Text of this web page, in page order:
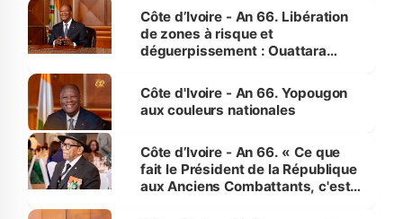
milieu des sinistrés
Côte d’Ivoire - An 66. Libération
de zones à risque et
déguerpissement : Ouattara
l'Etat de droit pour préserver les
vies humaines »
Côte d'Ivoire - An 66. Yopougon
aux couleurs nationales
Côte d’Ivoire - An 66. « Ce que
fait le Président de la République
aux Anciens Combattants, c'est